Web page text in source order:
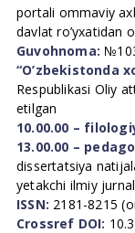
portali ommaviy
davlat ro’yxatidan
Guvohnoma:
“O’zbekistonda
Respublikasi Oliy
etilgan
10.00.00 –
13.00.00 –
dissertatsiya
yetakchi ilmiy
ISSN: 2181-8215
Crossref DOI: